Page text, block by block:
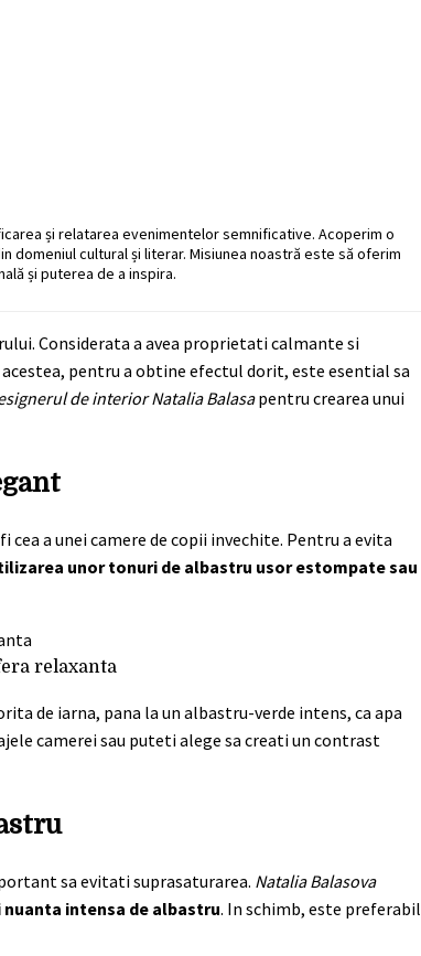
și relatarea evenimentelor semnificative. Acoperim o
domeniul cultural și literar. Misiunea noastră este să oferim
și puterea de a inspira.
Considerata a avea proprietati calmante si
pentru a obtine efectul dorit, este esential sa
de interior Natalia Balasapentru crearea unui
a unei camere de copii invechite. Pentru a evita
unor tonuri de albastru usor estompate sau
relaxanta
de iarna, pana la un albastru-verde intens, ca apa
camerei sau puteti alege sa creati un contrast
sa evitati suprasaturarea. Natalia Balasova
intensa de albastru. In schimb, este preferabil